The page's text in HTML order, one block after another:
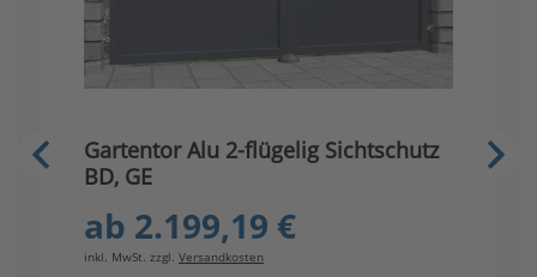
Gartentor Alu 2-flügelig Sichtschutz
BD, GE
ab 2.199,19 €
inkl. MwSt. zzgl. Versandkosten